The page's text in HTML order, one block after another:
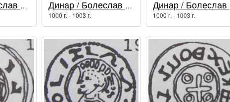
Динар / Болеслав I Храбрый Динар / Болеслав I Храбрый
1000 г. - 1003 г. 1000 г. - 1003 г.